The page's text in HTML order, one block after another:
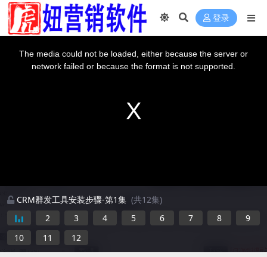
登录
The media could not be loaded, either because the server or
network failed or because the format is not supported.
CRM群发工具安装步骤-第1集 (共12集)
2
3 4 5 6 7 8
9
10
11 12